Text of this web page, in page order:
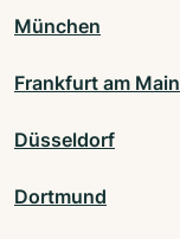
München
Frankfurt am Main
Düsseldorf
Dortmund